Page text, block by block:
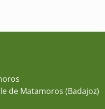
de Matamoros (Badajoz)